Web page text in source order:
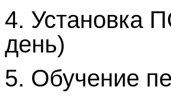
4. Установка
день)
5. Обучение